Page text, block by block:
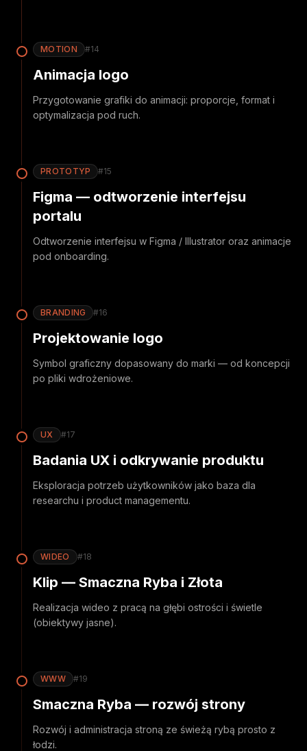
MOTION #14
Animacja logo
Przygotowanie grafiki do animacji: proporcje, format i
optymalizacja pod ruch.
PROTOTYP #15
Figma — odtworzenie interfejsu
portalu
Odtworzenie interfejsu w Figma / Illustrator oraz animacje
pod onboarding.
BRANDING #16
Projektowanie logo
Symbol graficzny dopasowany do marki — od koncepcji
po pliki wdrożeniowe.
UX #17
Badania UX i odkrywanie produktu
Eksploracja potrzeb użytkowników jako baza dla
researchu i product managementu.
WIDEO #18
Klip — Smaczna Ryba i Złota
Realizacja wideo z pracą na głębi ostrości i świetle
(obiektywy jasne).
WWW #19
Smaczna Ryba — rozwój strony
Rozwój i administracja stroną ze świeżą rybą prosto z
łodzi.